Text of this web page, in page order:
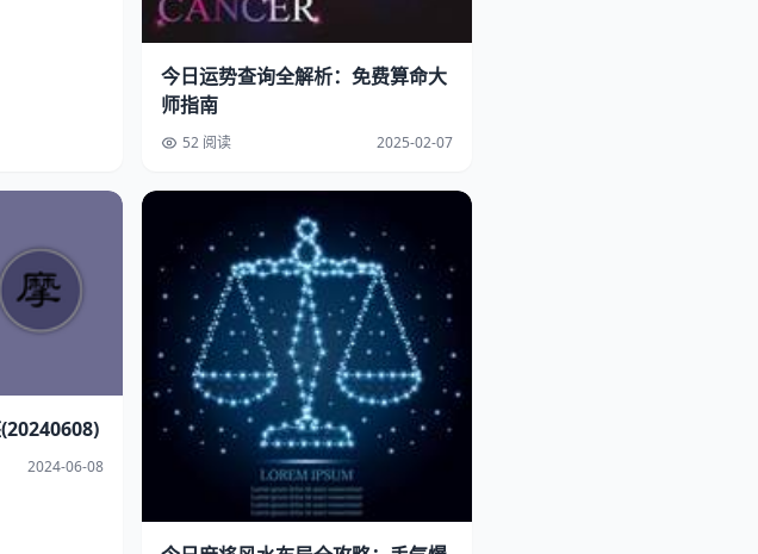
今日运势查询全解析：免费算命大
师指南
52 阅读 2025-02-07
2024-06-08